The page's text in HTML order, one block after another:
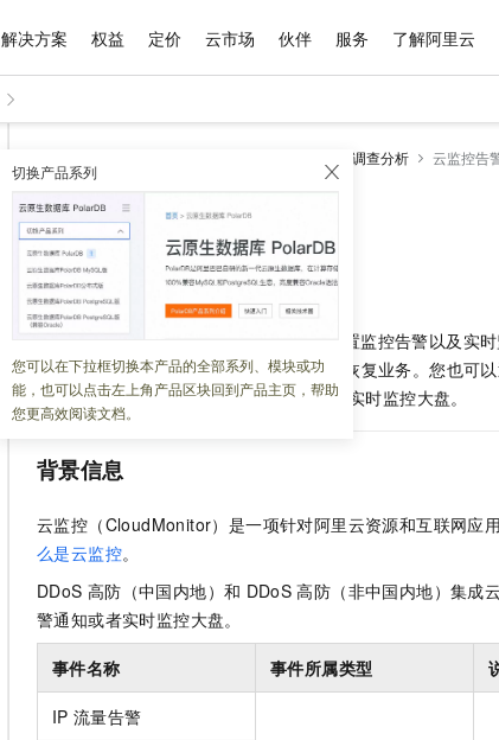
解决方案 权益 定价 云市场 伙伴 服务 了解阿里云
切换产品系列
您可以在下拉框切换本产品的全部系列、模块或功
能，也可以点击左上角产品区块回到产品主页，帮助
您更高效阅读文档。
调查分析 云监控告
云监控告警
更新时间： 2026-02-26 10:09:23
高防集成云监控告警功能，支持设置监控告警以及实
您发送报警，帮助您缩短响应时间，尽快恢复业务。您也可
介绍如何设置 DDoS 高防的监控告警以及实时监控大盘。
背景信息
云监控（CloudMonitor）是一项针对阿里云资源和互联网应
么是云监控。
DDoS 高防（中国内地）和 DDoS 高防（非中国内地）集成
警通知或者实时监控大盘。
事件名称 事件所属类型
IP 流量告警
大模型
文本生成
Qwen3.8-Max HOT
智能体时代全能旗舰模型
能看、能想、能动手的多模态智能体模型
Qwen3-VL-Plus
视觉 Coding、空间感知、多模态思考等全面升级
Kimi-K3 NEW
Kimi 最新旗舰模型，长程编
GLM-5.2
1M上下文，专为长程任务能
大模型服务
千问AI平台-Token Plan 大模型服务平台百炼-应用
精选产品
大模型服务平台百炼
大模型服务与应用平台
千问大模型
多元化、高性能、安全可靠的大模型服务
无影云电脑
随时随地安全接入的云上超级电脑
云解析DNS
云原生大数据计算服务 MaxCompute
域名与网站
对象存储 OSS
人工智能平台 PAI 大模型
一站式AI开发、训练和推理
Qoder CN
精选解决方案
千问办公，解锁你的工作新方式
企业级Agent产品，直接交付可用成果
Agency Agents：拥有专属领域专家
多领域专家智能体,一键组建 AI 虚拟交付团队
HappyHorse 打造一站式影视创作平台
快速拥有专属 OpenClaw
睿译宝，AI翻译排版一步到
GLM-5.2：长任务时代开源
Hermes Agent，打造自
自主进化，持久记忆，越用
Claude Code + GStack 打
普惠上云
普惠上云 官方力荐
云服务器38元/年起，超值低价云产品抢先购
官方推荐返现计划
推荐新用户得奖励，单订单最高返9万
云工开物
高校专属算力普惠，学生认证享300元代金券
免费试用
解决方案免费试用 新老同享
AI 产品 免费试用
140+云产品 免费试用
产品新客免费试用，最长12个月
大模型ACA认证体验
助力企业全员 AI 认知与能力提升
AI 特惠
智启 AI 普惠权益
阿里云 OPC 创新助力计划
至高百万元 Token 补贴，加
Token Plan 模型订阅计划
Qwen3.8-Max 首发尝鲜，
千问办公，限时限量积分加
产品定价
了解云产品的定价详情
云上成本管理
管理和优化成本
价格计算器
自助选配和估算价格
价格优势
推动算力普惠，释放技术红利
精选商城
网站建设
多端小程序
Salesforce 国际版订阅
友盟天域
观测云
Tuya 物联网平台阿里云版
电子合同
畅捷通
Tableau 订阅
AI空中课堂在线直播课堂（旗舰版）
生态解决方案
行业生态解决方案
数据与 API
数据集
身份实名认证
短信
OCR 文字识别
发票查验
天气预报查询
ERP
CRM
OA 办公系统
成为销售伙伴
分销伙伴
咨询伙伴
销售伙伴合作计划
Salesforce On Alibaba Cloud
Consulting Partner 合作计划
成为产品伙伴
产品生态集成认证中心
产品生态伙伴工作台
售前咨询
在线服务
售后服务
自助服务
工单服务
短信专区
企业增值服务
企业支持计划
企业增值服务台
企业成长
服务实践
为什么选择阿里云
什么是云计算
技术领先
稳定可靠
安全合规
分析师报告
研究报告与白皮书
天池大赛
AI 算法大赛
云开发大赛
入门学习赛
最佳实践
云上春晚
云栖战略参考
云上的中国
看见新力量
金融模力时刻
客户案例